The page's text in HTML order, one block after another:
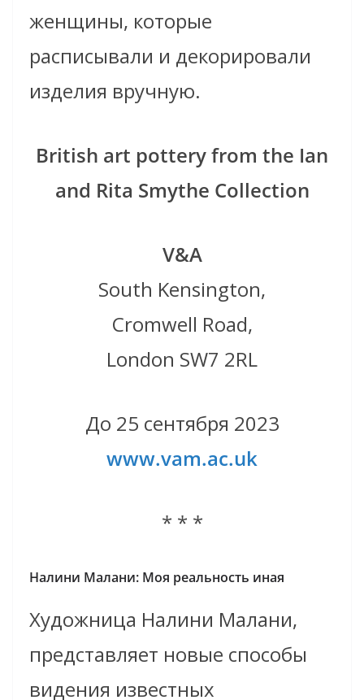
женщины, которые
расписывали и декорировали
изделия вручную.
British art pottery from the Ian
and Rita Smythe Collection
V&A
South Kensington,
Cromwell Road,
London SW7 2RL
До 25 сентября 2023
www.vam.ac.uk
* * *
Налини Малани: Моя реальность иная
Художница Налини Малани,
представляет новые способы
видения известных